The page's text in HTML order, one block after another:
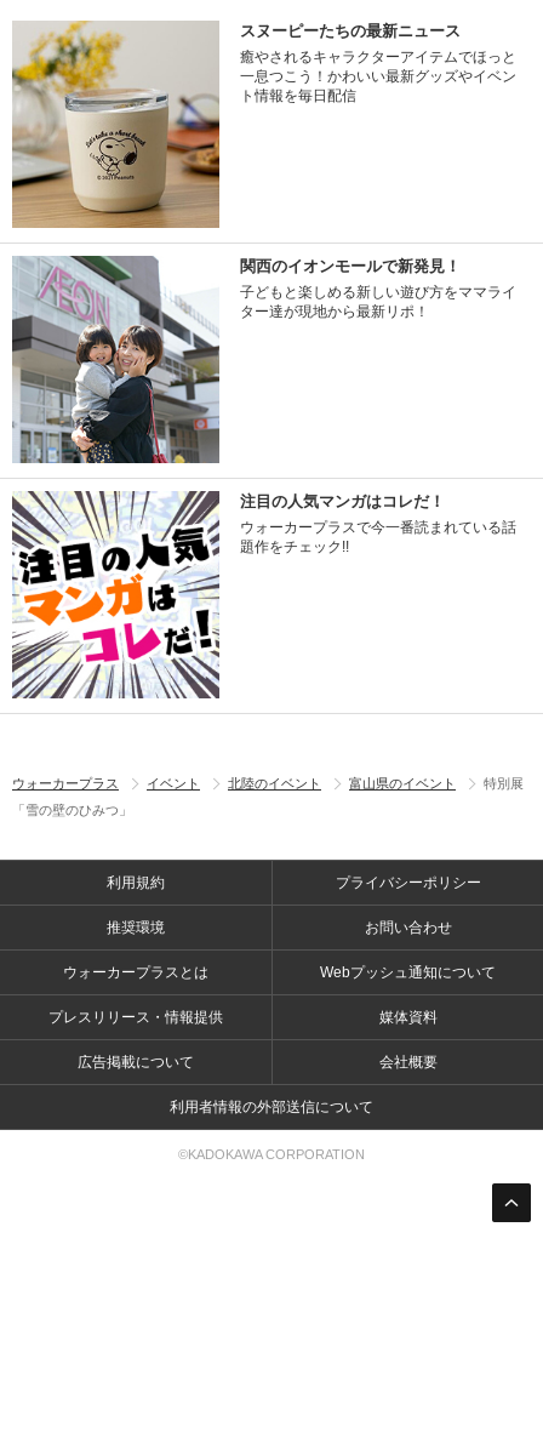
スヌーピーたちの最新ニュース
癒やされるキャラクターアイテムでほっと
一息つこう！かわいい最新グッズやイベン
ト情報を毎日配信
関西のイオンモールで新発見！
子どもと楽しめる新しい遊び方をママライ
ター達が現地から最新リポ！
注目の人気マンガはコレだ！
ウォーカープラスで今一番読まれている話
題作をチェック!!
ウォーカープラス イベント 北陸のイベント 富山県のイベント
特別展
「雪の壁のひみつ」
利用規約 プライバシーポリシー
推奨環境 お問い合わせ
ウォーカープラスとは Webプッシュ通知について
プレスリリース・情報提供 媒体資料
広告掲載について 会社概要
利用者情報の外部送信について
©KADOKAWA CORPORATION